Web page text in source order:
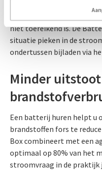
Battery Box te huren voor
niet toereikend is. De
situatie pieken in de
ondertussen bijladen via
Minder
Een batterij huren helpt u
brandstoffen fors te
Box combineert met een
optimaal op 80% van het
stroomvraag in de praktijk